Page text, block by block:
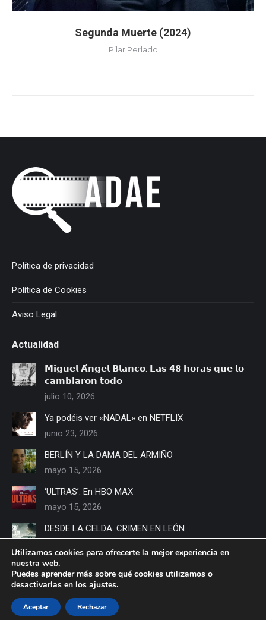
Segunda Muerte (2024)
Pilar Perlado
Política de privacidad
Política de Cookies
Aviso Legal
Actualidad
𝗠𝗶𝗴𝘂𝗲𝗹 𝗔́𝗻𝗴𝗲𝗹 𝗕𝗹𝗮𝗻𝗰𝗼: 𝗟𝗮𝘀 𝟰𝟴 𝗵𝗼𝗿𝗮𝘀 𝗾𝘂𝗲 𝗹𝗼
𝗰𝗮𝗺𝗯𝗶𝗮𝗿𝗼𝗻 𝘁𝗼𝗱𝗼
julio 10, 2026
Ya podéis ver «NADAL» en NETFLIX
junio 23, 2026
BERLÍN Y LA DAMA DEL ARMIÑO
mayo 15, 2026
‘ULTRAS’. En HBO MAX
mayo 15, 2026
DESDE LA CELDA: CRIMEN EN LEÓN
LOS MEJORES AÑOS DE NUESTRA VIDA’ La película
documental de Hombres G
Utilizamos cookies para ofrecerte la mejor experiencia en
nuestra web.
Puedes aprender más sobre qué cookies utilizamos o
desactivarlas en los ajustes.
Aceptar Rechazar